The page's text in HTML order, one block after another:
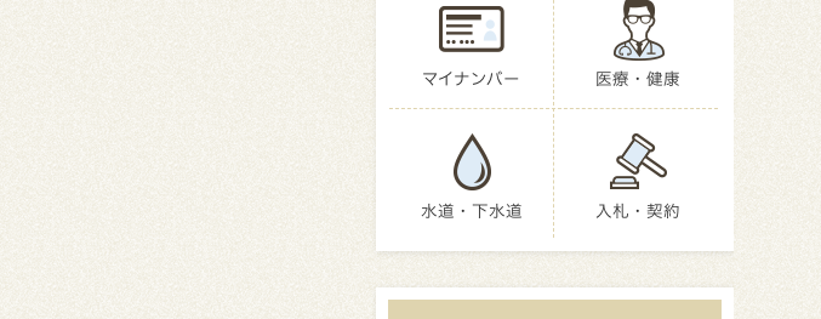
マイナンバー 医療・健康
水道・下水道 入札・契約